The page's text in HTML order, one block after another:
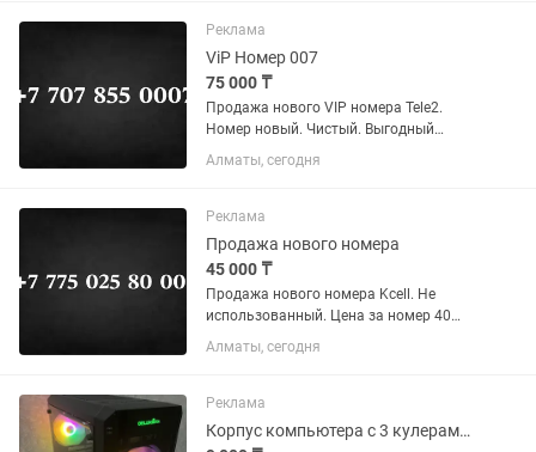
— удобно хранить одежду, бельё...
Реклама
ViP Номер 007
75 000 ₸
Продажа нового VIP номера Tele2.
Номер новый. Чистый. Выгодный
тариф. Цена за 95 000 тыс. тенге Без
торга! Официальное переоформление в
Алматы, сегодня
Реклама
Продажа нового номера
45 000 ₸
Продажа нового номера Kcell. Не
использованный. Цена за номер 40
000 тыс. Без торга! Официальное
переоформление в любом городе РК.
Алматы, сегодня
Реклама
Корпус компьютера с 3 кулерами RGB